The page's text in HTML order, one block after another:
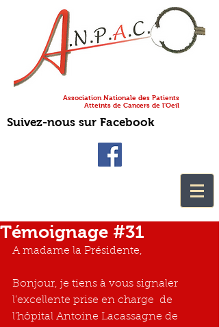
Association Nationale des Patients
Atteints de Cancers de l'Oeil
Suivez-nous sur Facebook
Témoignage #31
A madame la Présidente,
Bonjour, je tiens à vous signaler
l’excellente prise en charge  de
l’hôpital Antoine Lacassagne de